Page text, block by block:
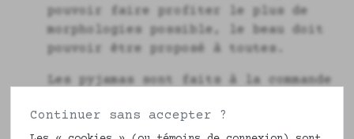
pouvoir faire profiter le plus de
morphologies possible, le beau doit
pouvoir être proposé à toutes.
Les pyjamas sont faits à la commande
ouvrés pour vous le réaliser. Ils
Continuer sans accepter ?